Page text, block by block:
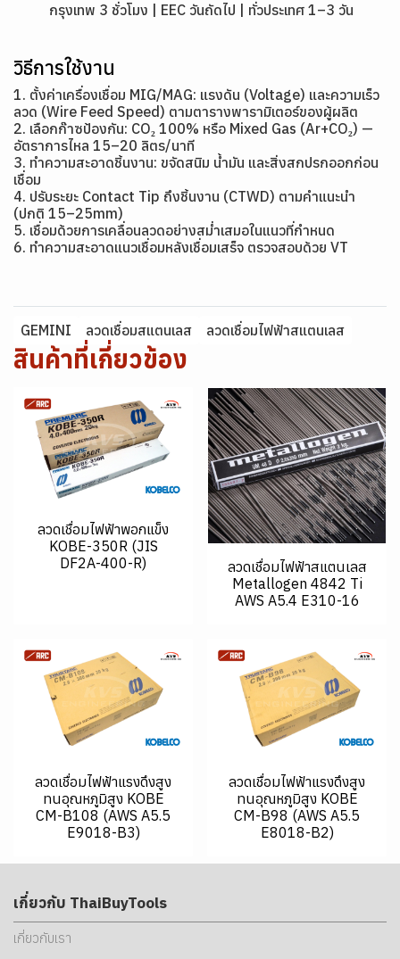
กรุงเทพ 3 ชั่วโมง | EEC วันถัดไป | ทั่วประเทศ 1–3 วัน
วิธีการใช้งาน
1. ตั้งค่าเครื่องเชื่อม MIG/MAG: แรงดัน (Voltage) และความเร็ว
ลวด (Wire Feed Speed) ตามตารางพารามิเตอร์ของผู้ผลิต
2. เลือกก๊าซป้องกัน: CO₂ 100% หรือ Mixed Gas (Ar+CO₂) —
อัตราการไหล 15–20 ลิตร/นาที
3. ทำความสะอาดชิ้นงาน: ขจัดสนิม น้ำมัน และสิ่งสกปรกออกก่อน
เชื่อม
4. ปรับระยะ Contact Tip ถึงชิ้นงาน (CTWD) ตามคำแนะนำ
(ปกติ 15–25mm)
5. เชื่อมด้วยการเคลื่อนลวดอย่างสม่ำเสมอในแนวที่กำหนด
6. ทำความสะอาดแนวเชื่อมหลังเชื่อมเสร็จ ตรวจสอบด้วย VT
GEMINI ลวดเชื่อมสแตนเลส ลวดเชื่อมไฟฟ้าสแตนเลส
สินค้าที่เกี่ยวข้อง
ลวดเชื่อมไฟฟ้าพอกแข็ง
KOBE-350R (JIS
DF2A-400-R)
ลวดเชื่อมไฟฟ้าสแตนเลส
Metallogen 4842 Ti
AWS A5.4 E310-16
ลวดเชื่อมไฟฟ้าแรงดึงสูง
ทนอุณหภูมิสูง KOBE
CM-B108 (AWS A5.5
E9018-B3)
ลวดเชื่อมไฟฟ้าแรงดึงสูง
ทนอุณหภูมิสูง KOBE
CM-B98 (AWS A5.5
E8018-B2)
เกี่ยวกับ ThaiBuyTools
เกี่ยวกับเรา